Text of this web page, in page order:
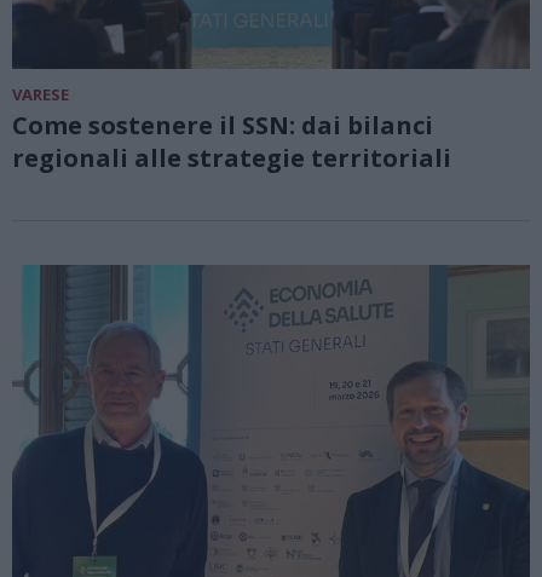
VARESE
Come sostenere il SSN: dai bilanci
regionali alle strategie territoriali